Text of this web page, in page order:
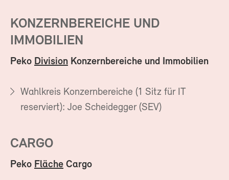
KONZERNBEREICHE UND
IMMOBILIEN
Peko Division Konzernbereiche und Immobilien
Wahlkreis Konzernbereiche (1 Sitz für IT
reserviert): Joe Scheidegger (SEV)
CARGO
Peko Fläche Cargo